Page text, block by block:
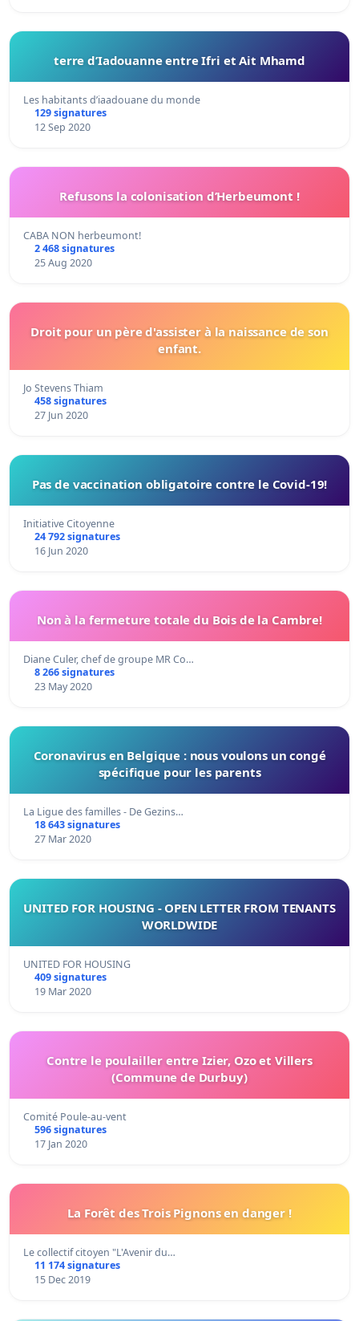
terre d’Iadouanne entre Ifri et Ait Mhamd
Les habitants d’iaadouane du monde
129 signatures
12 Sep 2020
Refusons la colonisation d’Herbeumont !
CABA NON herbeumont!
2 468 signatures
25 Aug 2020
Droit pour un père d'assister à la naissance de son
enfant.
Jo Stevens Thiam
458 signatures
27 Jun 2020
Pas de vaccination obligatoire contre le Covid-19!
Initiative Citoyenne
24 792 signatures
16 Jun 2020
Non à la fermeture totale du Bois de la Cambre!
Diane Culer, chef de groupe MR Co…
8 266 signatures
23 May 2020
Coronavirus en Belgique : nous voulons un congé
spécifique pour les parents
La Ligue des familles - De Gezins…
18 643 signatures
27 Mar 2020
UNITED FOR HOUSING - OPEN LETTER FROM TENANTS
WORLDWIDE
UNITED FOR HOUSING
409 signatures
19 Mar 2020
Contre le poulailler entre Izier, Ozo et Villers
(Commune de Durbuy)
Comité Poule-au-vent
596 signatures
17 Jan 2020
La Forêt des Trois Pignons en danger !
Le collectif citoyen "L'Avenir du…
11 174 signatures
15 Dec 2019